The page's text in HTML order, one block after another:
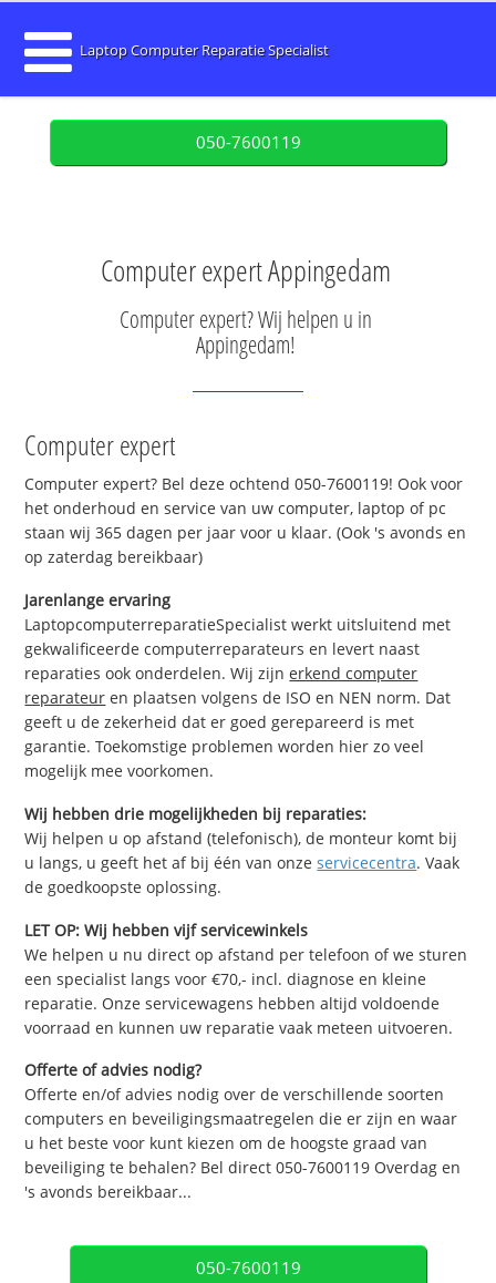
Laptop Computer Reparatie Specialist
050-7600119
Computer expert Appingedam
Computer expert? Wij helpen u in
Appingedam!
Computer expert
Computer expert? Bel deze ochtend 050-7600119! Ook voor
het onderhoud en service van uw computer, laptop of pc
staan wij 365 dagen per jaar voor u klaar. (Ook 's avonds en
op zaterdag bereikbaar)
Jarenlange ervaring
LaptopcomputerreparatieSpecialist werkt uitsluitend met
gekwalificeerde computerreparateurs en levert naast
reparaties ook onderdelen. Wij zijnerkend computer
reparateur en plaatsen volgens de ISO en NEN norm. Dat
geeft u de zekerheid dat er goed gerepareerd is met
garantie. Toekomstige problemen worden hier zo veel
mogelijk mee voorkomen.
Wij hebben drie mogelijkheden bij reparaties:
Wij helpen u op afstand (telefonisch), de monteur komt bij
u langs, u geeft het af bij één van onzeservicecentra. Vaak
de goedkoopste oplossing.
LET OP: Wij hebben vijf servicewinkels
We helpen u nu direct op afstand per telefoon of we sturen
een specialist langs voor €70,- incl. diagnose en kleine
reparatie. Onze servicewagens hebben altijd voldoende
voorraad en kunnen uw reparatie vaak meteen uitvoeren.
Offerte of advies nodig?
Offerte en/of advies nodig over de verschillende soorten
computers en beveiligingsmaatregelen die er zijn en waar
u het beste voor kunt kiezen om de hoogste graad van
beveiliging te behalen? Bel direct 050-7600119 Overdag en
's avonds bereikbaar...
050-7600119